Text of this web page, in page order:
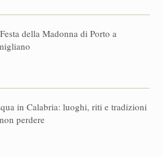
della Madonna di Porto a
in Calabria: luoghi, riti e tradizioni
perdere